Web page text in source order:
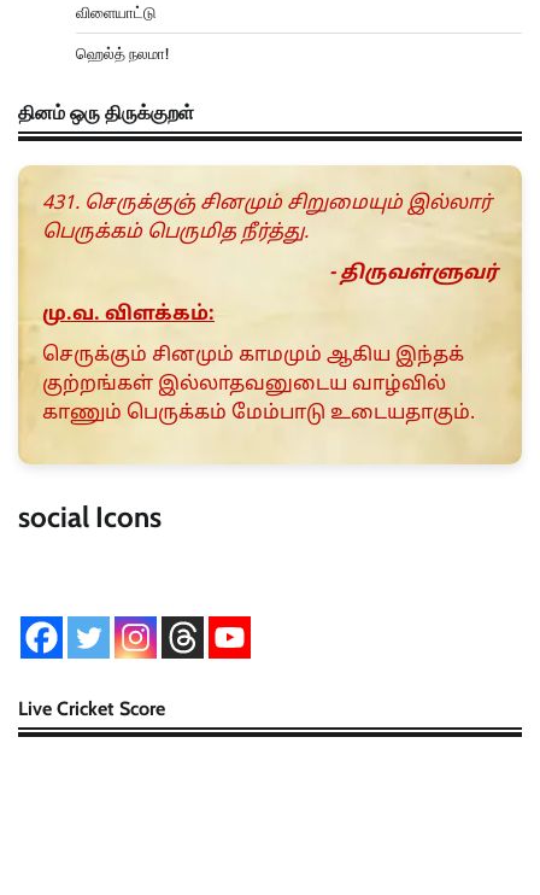
விளையாட்டு
ஹெல்த் நலமா!
தினம் ஒரு திருக்குறள்
431. செருக்குஞ் சினமும் சிறுமையும் இல்லார்
பெருக்கம் பெருமித நீர்த்து.
- திருவள்ளுவர்
மு.வ. விளக்கம்:
செருக்கும் சினமும் காமமும் ஆகிய இந்தக்
குற்றங்கள் இல்லாதவனுடைய வாழ்வில்
காணும் பெருக்கம் மேம்பாடு உடையதாகும்.
social Icons
Live Cricket Score